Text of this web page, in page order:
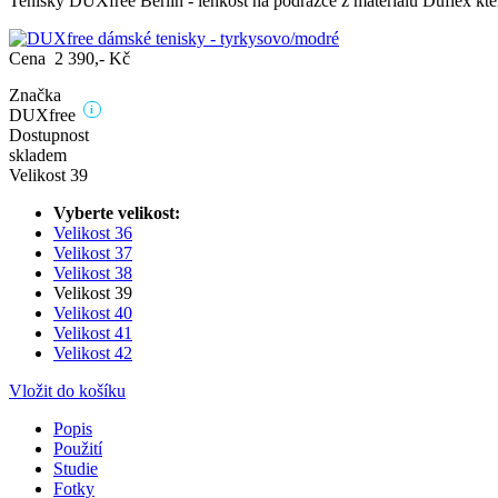
Cena 2 390,- Kč
Značka
DUXfree
i
Dostupnost
skladem
Velikost 39
Vyberte velikost:
Velikost 36
Velikost 37
Velikost 38
Velikost 39
Velikost 40
Velikost 41
Velikost 42
Vložit do košíku
Popis
Použití
Studie
Fotky